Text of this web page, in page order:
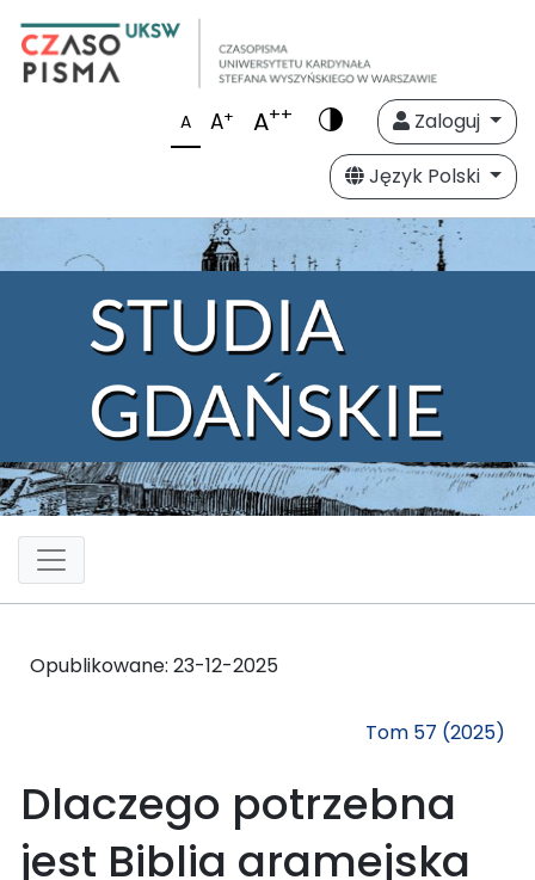
A A+ A++
Zaloguj
Język Polski
Opublikowane: 23-12-2025
Tom 57 (2025)
Dlaczego potrzebna
jest Biblia aramejska